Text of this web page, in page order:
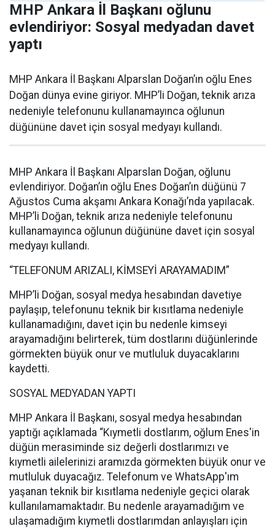
MHP Ankara İl Başkanı oğlunu
evlendiriyor: Sosyal medyadan davet
yaptı
MHP Ankara İl Başkanı Alparslan Doğan’ın oğlu Enes
Doğan dünya evine giriyor. MHP’li Doğan, teknik arıza
nedeniyle telefonunu kullanamayınca oğlunun
düğününe davet için sosyal medyayı kullandı.
MHP Ankara İl Başkanı Alparslan Doğan, oğlunu
evlendiriyor. Doğan’ın oğlu Enes Doğan’ın düğünü 7
Ağustos Cuma akşamı Ankara Konağı’nda yapılacak.
MHP’li Doğan, teknik arıza nedeniyle telefonunu
kullanamayınca oğlunun düğününe davet için sosyal
medyayı kullandı.
“TELEFONUM ARIZALI, KİMSEYİ ARAYAMADIM”
MHP’li Doğan, sosyal medya hesabından davetiye
paylaşıp, telefonunu teknik bir kısıtlama nedeniyle
kullanamadığını, davet için bu nedenle kimseyi
arayamadığını belirterek, tüm dostlarını düğünlerinde
görmekten büyük onur ve mutluluk duyacaklarını
kaydetti.
SOSYAL MEDYADAN YAPTI
MHP Ankara İl Başkanı, sosyal medya hesabından
yaptığı açıklamada “Kıymetli dostlarım, oğlum Enes'in
düğün merasiminde siz değerli dostlarımızı ve
kıymetli ailelerinizi aramızda görmekten büyük onur ve
mutluluk duyacağız. Telefonum ve WhatsApp'ım
yaşanan teknik bir kısıtlama nedeniyle geçici olarak
kullanılamamaktadır. Bu nedenle arayamadığım ve
ulaşamadığım kıymetli dostlarımdan anlayışları için